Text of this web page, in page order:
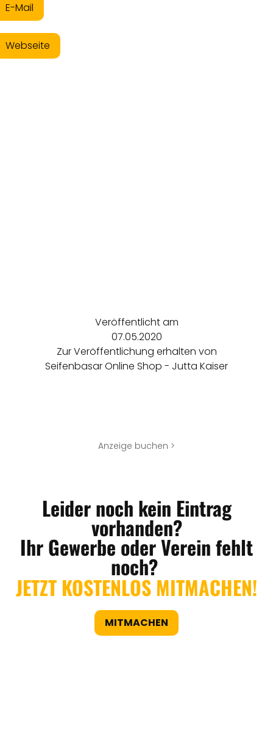
E-Mail
Webseite
Veröffentlicht am
07.05.2020
Zur Veröffentlichung erhalten von
Seifenbasar Online Shop - Jutta Kaiser
Anzeige buchen >
Leider noch kein Eintrag
vorhanden?
Ihr Gewerbe oder Verein fehlt
noch?
JETZT KOSTENLOS MITMACHEN!
MITMACHEN